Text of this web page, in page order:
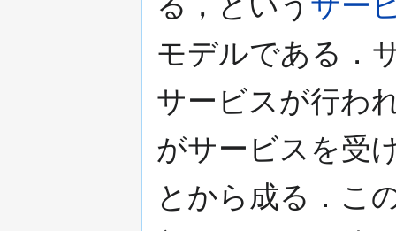
モデルである．
サービスが行わ
がサービスを受
とから成る．こ